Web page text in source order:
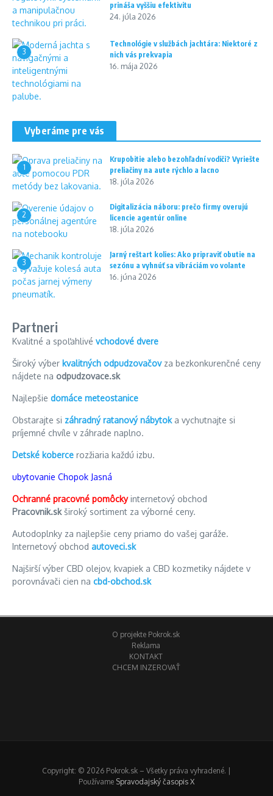
prináša vyššiu efektivitu
24. júla 2026
3
Technológie v službách jachtára: Niektoré z
nich vás prekvapia
16. mája 2026
Vyberáme pre vás
1
Krupobitie alebo bezohľadní vodiči? Vyriešte
preliačiny na aute rýchlo a lacno
18. júla 2026
2
Digitalizácia náboru: prečo firmy overujú
licencie agentúr online
18. júla 2026
3
Jarný reštart kolies: Ako pripraviť obutie na
sezónu a vyhnúť sa vibráciám vo volante
16. júna 2026
Partneri
Kvalitné a spoľahlivé vchodové dvere
Široký výber kvalitných odpudzovačovza bezkonkurenčné ceny
nájdete na odpudzovace.sk
Najlepšie domáce meteostanice
Obstarajte si záhradný ratanový nábytoka vychutnajte si
príjemné chvíle v záhrade naplno.
Detské koberce rozžiaria každú izbu.
ubytovanie Chopok Jasná
Ochranné pracovné pomôckyinternetový obchod
Pracovnik.skširoký sortiment za výborné ceny.
Autodoplnky za najlepšie ceny priamo do vašej garáže.
Internetový obchod autoveci.sk
Najširší výber CBD olejov, kvapiek a CBD kozmetiky nájdete v
porovnávači cien na cbd-obchod.sk
O projekte Pokrok.sk
Reklama
KONTAKT
CHCEM INZEROVAŤ
Copyright: © 2026 Pokrok.sk – Všetky práva vyhradené. |
Používame Spravodajský časopis X